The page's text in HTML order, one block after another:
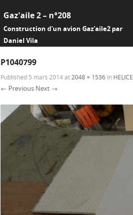
Gaz'aile 2 – n°208
Construction d'un avion Gaz'aile2 par
Daniel Vila
P1040799
Published 5 mars 2014at 2048 × 1536 in HELICE
← Previous Next →